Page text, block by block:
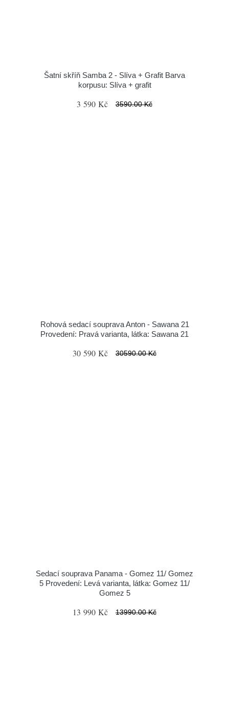
Šatní skříň Samba 2 - Slíva + Grafit Barva
korpusu: Slíva + grafit
3 590 Kč 3590.00 Kč
Rohová sedací souprava Anton - Sawana 21
Provedení: Pravá varianta, látka: Sawana 21
30 590 Kč 30590.00 Kč
Sedací souprava Panama - Gomez 11/ Gomez
5 Provedení: Levá varianta, látka: Gomez 11/
Gomez 5
13 990 Kč 13990.00 Kč